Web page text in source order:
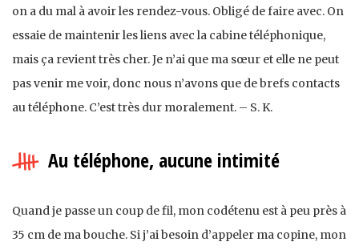
on a du mal à avoir les rendez-vous. Obligé de faire avec. On
essaie de maintenir les liens avec la cabine téléphonique,
mais ça revient très cher. Je n’ai que ma sœur et elle ne peut
pas venir me voir, donc nous n’avons que de brefs contacts
au téléphone. C’est très dur moralement. – S. K.
Au téléphone, aucune intimité
Quand je passe un coup de fil, mon codétenu est à peu près à
35 cm de ma bouche. Si j’ai besoin d’appeler ma copine, mon